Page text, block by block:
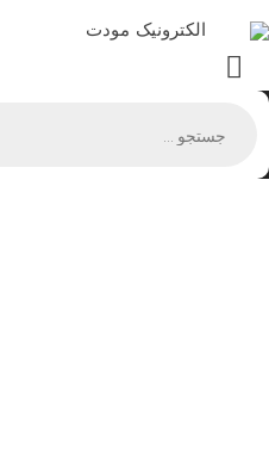
to
content
الکترونیک مودت